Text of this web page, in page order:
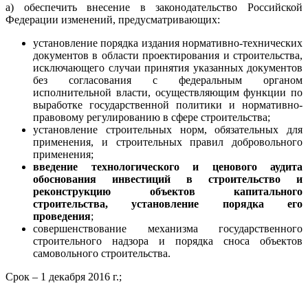
а) обеспечить внесение в законодательство Российской
Федерации изменений, предусматривающих:
установление порядка издания нормативно-технических
документов в области проектирования и строительства,
исключающего случаи принятия указанных документов
без согласования с федеральным органом
исполнительной власти, осуществляющим функции по
выработке государственной политики и нормативно-
правовому регулированию в сфере строительства;
установление строительных норм, обязательных для
применения, и строительных правил добровольного
применения;
введение технологического и ценового аудита
обоснования инвестиций в строительство и
реконструкцию объектов капитального
строительства, установление порядка его
проведения;
совершенствование механизма государственного
строительного надзора и порядка сноса объектов
самовольного строительства.
Срок – 1 декабря 2016 г.;